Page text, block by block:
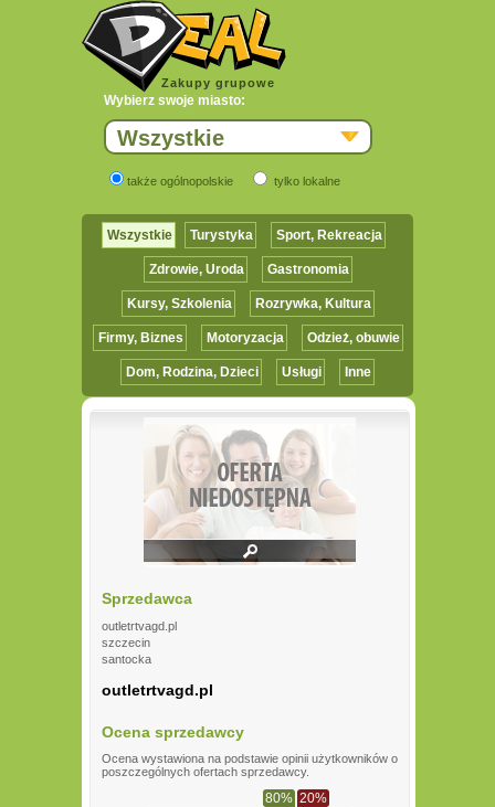
Zakupy grupowe
Wybierz swoje miasto:
Wszystkie
także ogólnopolskie tylko lokalne
Wszystkie Turystyka Sport, Rekreacja
Zdrowie, Uroda Gastronomia
Kursy, Szkolenia Rozrywka, Kultura
Firmy, Biznes Motoryzacja Odzież, obuwie
Dom, Rodzina, Dzieci Usługi Inne
Sprzedawca
outletrtvagd.pl
szczecin
santocka
outletrtvagd.pl
Ocena sprzedawcy
Ocena wystawiona na podstawie opinii użytkowników o
poszczególnych ofertach sprzedawcy.
80% 20%